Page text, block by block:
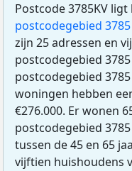
Postcode 3785KV
postcodegebied 3785
zijn 25 adressen en
postcodegebied
postcodegebied
woningen hebben
€276.000. Er wonen
postcodegebied
tussen de 45 en 65
vijftien huishoudens